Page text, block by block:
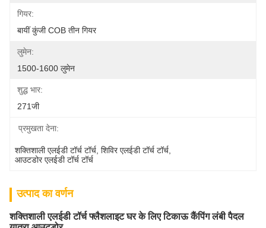
गियर:
बायीं कुंजी COB तीन गियर
लुमेन:
1500-1600 लुमेन
शुद्ध भार:
271जी
प्रमुखता देना:
शक्तिशाली एलईडी टॉर्च टॉर्च शिविर एलईडी टॉर्च टॉर्च
आउटडोर एलईडी टॉर्च टॉर्च
उत्पाद का वर्णन
शक्तिशाली एलईडी टॉर्च फ्लैशलाइट घर के लिए टिकाऊ कैंपिंग लंबी पैदल